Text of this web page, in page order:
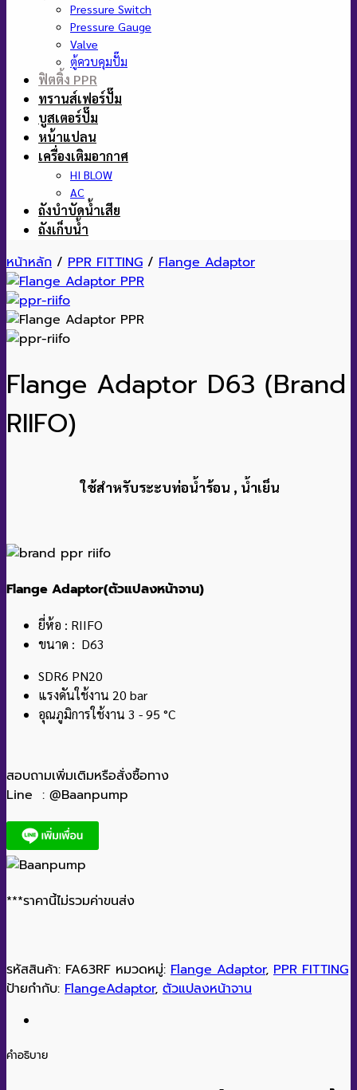
Pressure Switch
Pressure Gauge
Valve
ตู้ควบคุมปั๊ม
ฟิตติ้ง PPR
ทรานส์เฟอร์ปั๊ม
บูสเตอร์ปั๊ม
หน้าแปลน
เครื่องเติมอากาศ
HI BLOW
AC
ถังบำบัดน้ำเสีย
ถังเก็บน้ำ
หน้าหลัก / PPR FITTING / Flange Adaptor
Flange Adaptor D63 (Brand
RIIFO)
ใช้สำหรับระะบท่อน้ำร้อน , น้ำเย็น
Flange Adaptor(ตัวแปลงหน้าจาน)
ยี่ห้อ : RIIFO
ขนาด : D63
SDR6 PN20
แรงดันใช้งาน 20 bar
อุณภูมิการใช้งาน 3 - 95 °C
สอบถามเพิ่มเติมหรือสั่งซื้อทาง
Line : @Baanpump
***ราคานี้ไม่รวมค่าขนส่ง
รหัสสินค้า: FA63RF หมวดหมู่: Flange Adaptor, PPR FITTING
ป้ายกำกับ: FlangeAdaptor, ตัวแปลงหน้าจาน
คำอธิบาย